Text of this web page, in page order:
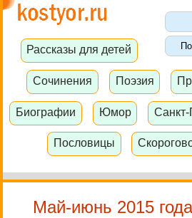
Рассказы для детей
Сочинения Поэзия
Биографии Юмор Санкт-
Пословицы
Май-июнь 2015 года